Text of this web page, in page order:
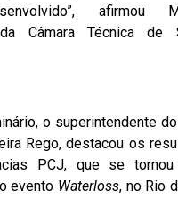
afirmou
Câmara Técnica de
o superintendente
Rego, destacou os
PCJ, que se
evento Waterloss, no Rio